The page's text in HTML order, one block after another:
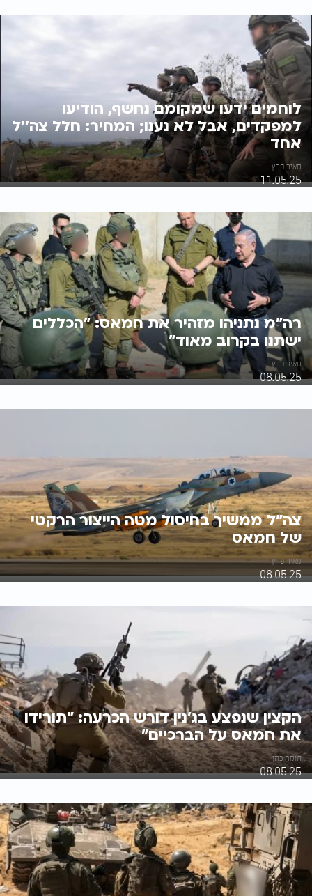
לוחמים ידעו שמקומם נחשף, הודיעו
למפקדים, אבל לא נענו; המחיר: חלל צה''ל
אחד
מאיר פרץ
11.05.25
רה"מ נתניהו מזהיר את חמאס: "הכללים
ישתנו בקרוב מאוד"
מאיר פרץ
08.05.25
צה"ל ממשיך בחיסול מטה הייצור הרקטי
של חמאס
מאיר פרץ
08.05.25
הקצין שנפצע בג'נין דורש הכרעה: "תורידו
את חמאס על הברכיים"
תומר כהן
08.05.25